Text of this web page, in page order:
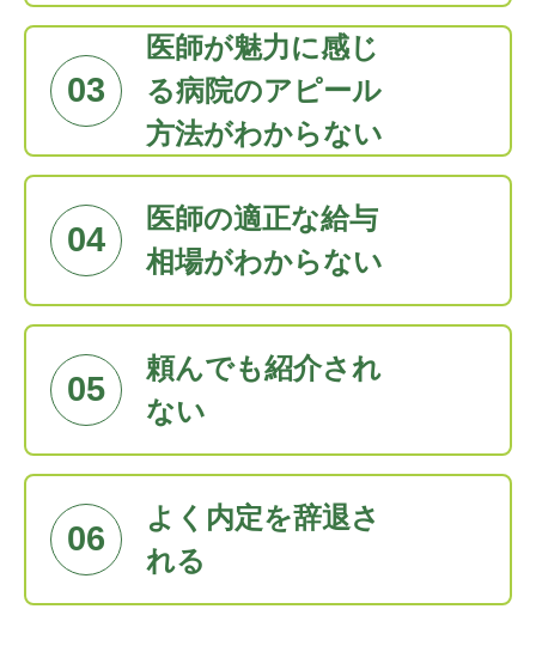
03
医師が魅力に感じ
る病院のアピール
方法がわからない
04
医師の適正な給与
相場がわからない
05
頼んでも紹介され
ない
06
よく内定を辞退さ
れる